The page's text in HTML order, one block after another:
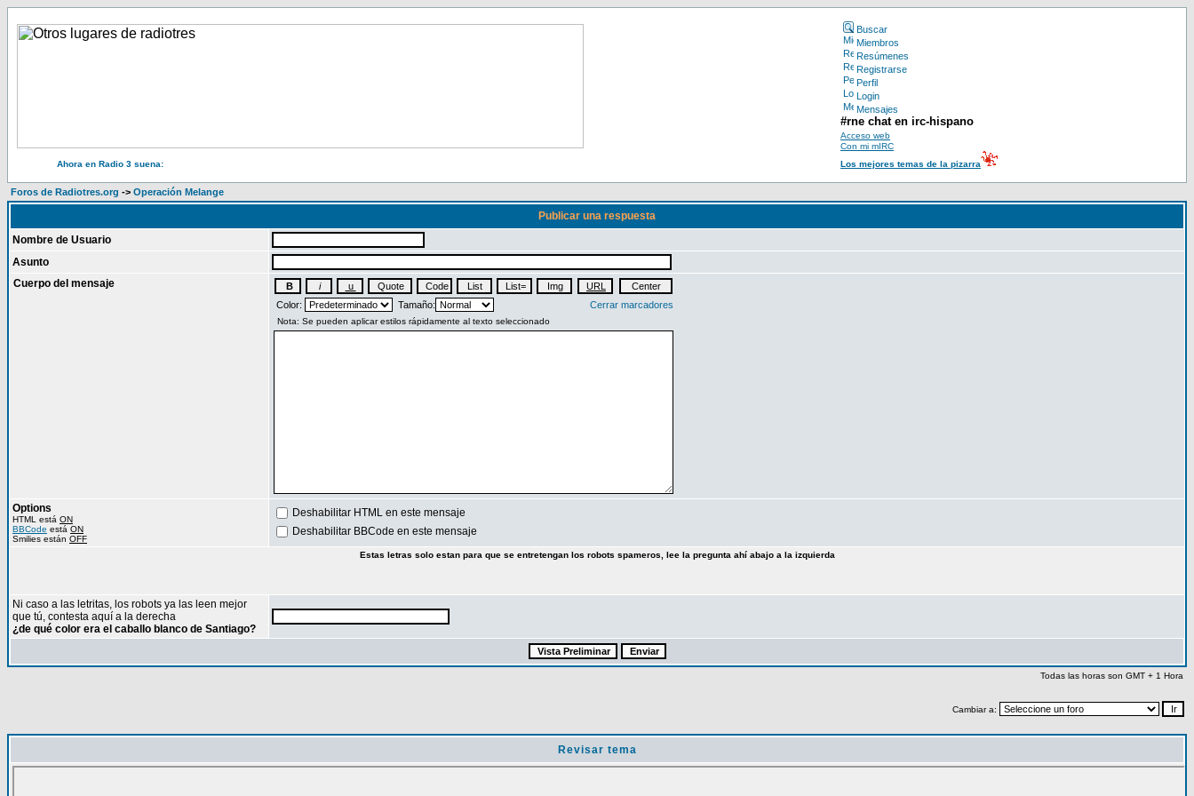
Buscar
Miembros
Resúmenes
Registrarse
Perfil
Login
Mensajes
#rne chat en irc-hispano
Acceso web
Con mi mIRC
Ahora en Radio 3 suena:
Los mejores temas de la pizarra
Foros de Radiotres.org -> Operación Melange
Publicar una respuesta
Nombre de Usuario
Asunto
Cuerpo del mensaje
Color: Tamaño: Cerrar marcadores
Options
HTML está ON
BBCode está ON
Smilies están OFF
Deshabilitar HTML en este mensaje
Deshabilitar BBCode en este mensaje
Estas letras solo estan para que se entretengan los robots spameros, lee la pregunta ahí abajo a la izquierda
Ni caso a las letritas, los robots ya las leen mejor
que tú, contesta aquí a la derecha
¿de qué color era el caballo blanco de Santiago?
Todas las horas son GMT + 1 Hora
Cambiar a:
Revisar tema